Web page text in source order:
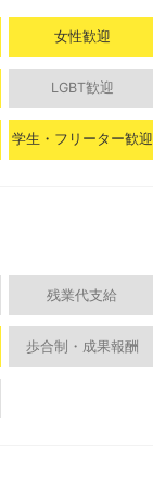
女性歓迎
LGBT歓迎
学生・フリーター歓迎
残業代支給
歩合制・成果報酬